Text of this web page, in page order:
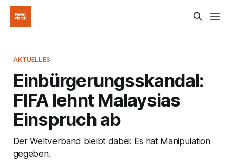
AKTUELLES
Einbürgerungsskandal:
FIFA lehnt Malaysias
Einspruch ab
Der Weltverband bleibt dabei: Es hat Manipulation
gegeben.